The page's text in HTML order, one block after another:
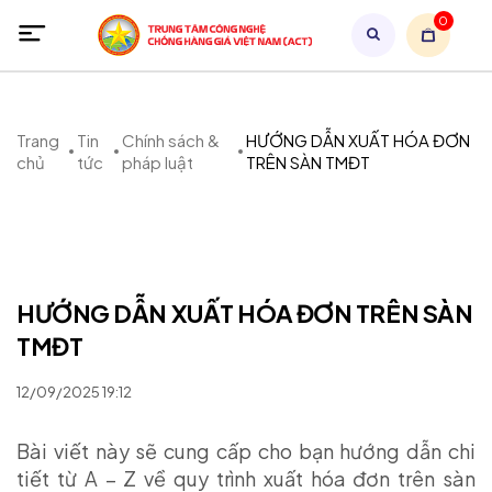
0
Trang
chủ
Tin
tức
Chính sách &
pháp luật
HƯỚNG DẪN XUẤT HÓA ĐƠN
TRÊN SÀN TMĐT
HƯỚNG DẪN XUẤT HÓA ĐƠN TRÊN SÀN
TMĐT
12/09/2025 19:12
Bài viết này sẽ cung cấp cho bạn hướng dẫn chi
tiết từ A – Z về quy trình xuất hóa đơn trên sàn